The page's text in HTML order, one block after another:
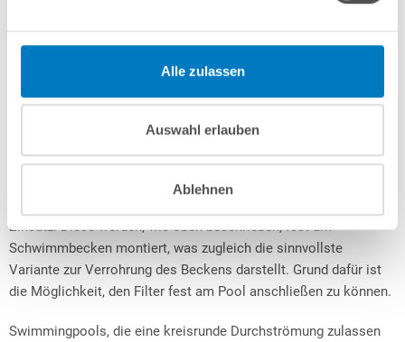
Alle zulassen
Auswahl erlauben
Ablehnen
Kreuz in die Innenhülle geschnitten und die Folienreste entfernt.
mit „Top“ gekennzeichnet ist.
Arten und Einsatzbereiche von Pool
Oberflächenabsaugern
Bei fest installierten Schwimmbecken (wie Stahlwand-,
Einsatz. Diese werden, wie oben beschrieben, fest am
Schwimmbecken montiert, was zugleich die sinnvollste
Variante zur Verrohrung des Beckens darstellt. Grund dafür ist
die Möglichkeit, den Filter fest am Pool anschließen zu können.
Swimmingpools, die eine kreisrunde Durchströmung zulassen